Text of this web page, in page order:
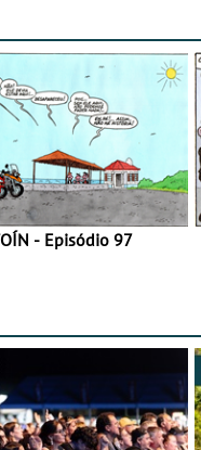
- Episódio 97